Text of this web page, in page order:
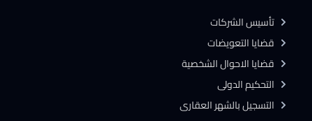
تأسيس الشركات
قضايا التعويضات
قضايا الاحوال الشخصية
التحكيم الدولى
التسجيل بالشهر العقارى